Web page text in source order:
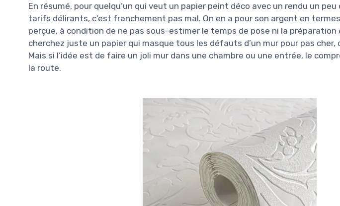
En résumé, pour quelqu’un qui veut un papier peint déco avec un rendu un
tarifs délirants, c’est franchement pas mal. On en a pour son argent en
perçue, à condition de ne pas sous-estimer le temps de pose ni la préparation
cherchez juste un papier qui masque tous les défauts d’un mur pour pas cher,
Mais si l’idée est de faire un joli mur dans une chambre ou une entrée, le
la route.